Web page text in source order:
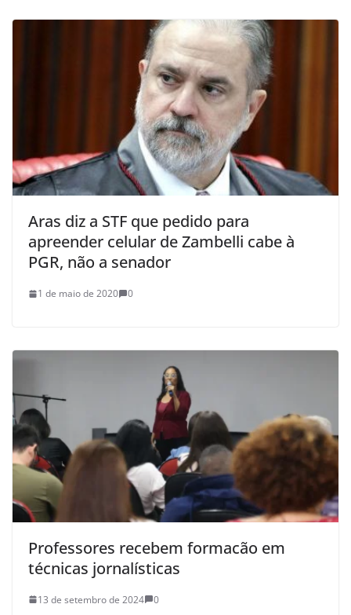
Aras diz a STF que pedido para
apreender celular de Zambelli cabe à
PGR, não a senador
1 de maio de 2020 0
Professores recebem formacão em
técnicas jornalísticas
13 de setembro de 2024 0